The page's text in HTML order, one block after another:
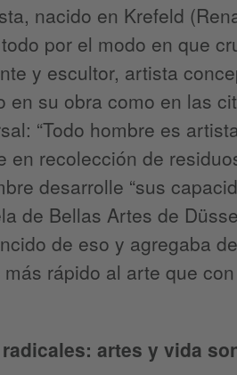
nacido en Krefeld
por el modo en que
y escultor, artista
en su obra como en las
“Todo hombre es
en recolección de
desarrolle “sus
de Bellas Artes de
de eso y agregaba
rápido al arte que
artes y vida